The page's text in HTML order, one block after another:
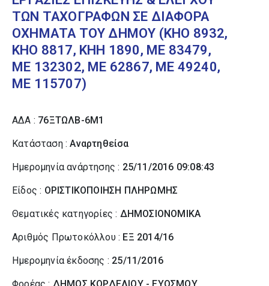
ΤΩΝ ΤΑΧΟΓΡΑΦΩΝ ΣΕ ΔΙΑΦΟΡΑ
ΟΧΗΜΑΤΑ ΤΟΥ ΔΗΜΟΥ (ΚΗΟ 8932,
ΚΗΟ 8817, ΚΗΗ 1890, ΜΕ 83479,
ΜΕ 132302, ΜΕ 62867, ΜΕ 49240,
ΜΕ 115707)
ΑΔΑ : 76ΞΤΩΛΒ-6Μ1
Κατάσταση :Αναρτηθείσα
Ημερομηνία ανάρτησης : 25/11/2016 09:08:43
Είδος : ΟΡΙΣΤΙΚΟΠΟΙΗΣΗ ΠΛΗΡΩΜΗΣ
Θεματικές κατηγορίες : ΔΗΜΟΣΙΟΝΟΜΙΚΑ
Αριθμός Πρωτοκόλλου : ΕΞ 2014/16
Ημερομηνία έκδοσης : 25/11/2016